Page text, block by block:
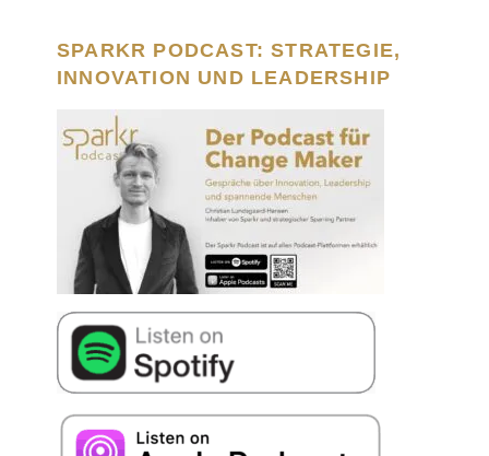
SPARKR PODCAST: STRATEGIE,
INNOVATION UND LEADERSHIP